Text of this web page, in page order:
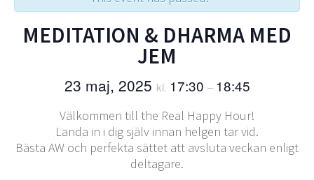
MEDITATION & DHARMA MED
JEM
23 maj, 2025 kl. 17:30 – 18:45
Välkommen till the Real Happy Hour!
Landa in i dig själv innan helgen tar vid.
Bästa AW och perfekta sättet att avsluta veckan enligt
deltagare.